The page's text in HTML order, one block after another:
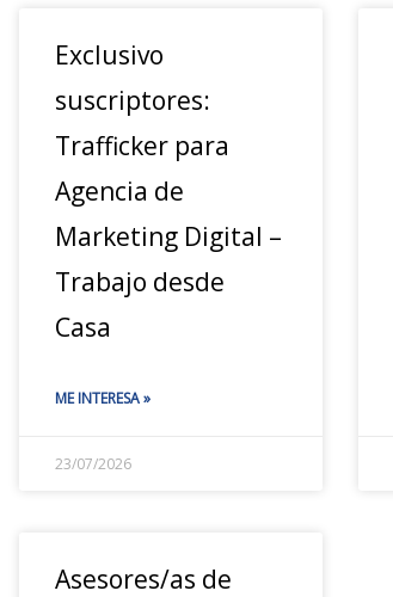
Exclusivo
suscriptores:
Trafficker para
Agencia de
Marketing Digital –
Trabajo desde
Casa
ME INTERESA »
23/07/2026
Asesores/as de